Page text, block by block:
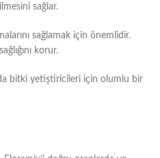
sağlar.
sağlamak için önemlidir.
korur.
bitki yetiştiricileri için olumlu bir